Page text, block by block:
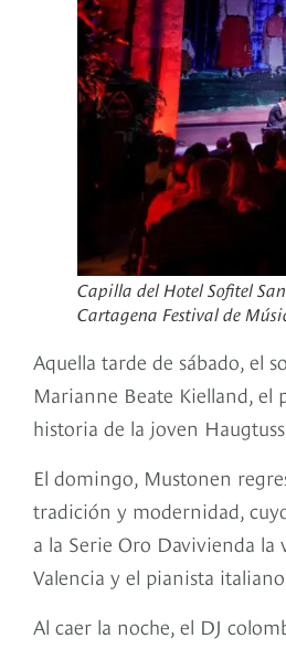
Capilla del Hotel Sofitel
Cartagena Festival de
Aquella tarde de sábado, el
Marianne Beate Kielland,
historia de la joven
El domingo, Mustonen
tradición y modernidad,
a la Serie Oro Davivienda
Valencia y el pianista
Al caer la noche, el DJ